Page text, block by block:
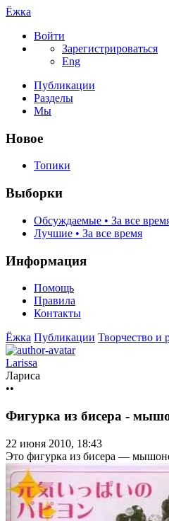
Ёжка
Войти
Зарегистрироваться
Eng
Публикации
Разделы
Мы
Новое
Топики
Выборки
Обсуждаемые • За все
Лучшие • За все время
Информация
Помощь
Правила
Контакты
Ёжка Публикации Творчество и
Larissa
Лариса
••
Фигурка из бисера -
22 июня 2010, 18:43
Это фигурка из бисера —